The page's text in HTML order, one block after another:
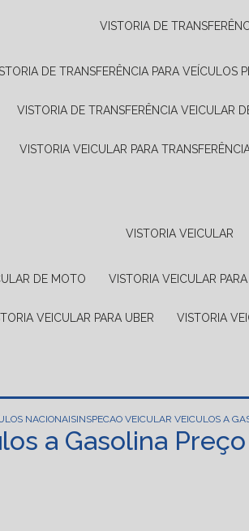
VISTORIA DE
DE TRANSFERÊNCIA PARA VEÍCULOS
VISTORIA DE TRANSFERÊNCIA VEICULAR
VISTORIA VEICULAR PARA
VISTORIA VEICULAR
DE MOTO VISTORIA VEICULAR
VEICULAR PARA UBER VISTORIA
NACIONAISINSPECAO VEICULAR VEICULOS A
a Gasolina